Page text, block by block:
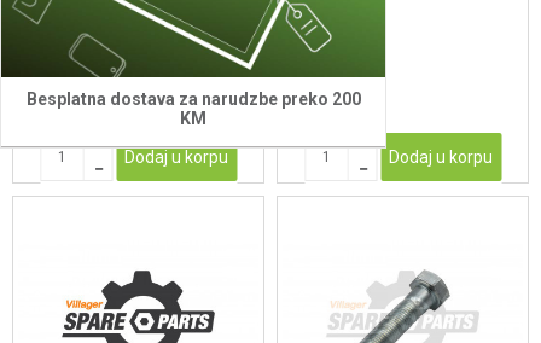
Besplatna dostava za narudzbe preko 200
KM
57,00
Dodaj u korpu
7,00
Dodaj u korpu